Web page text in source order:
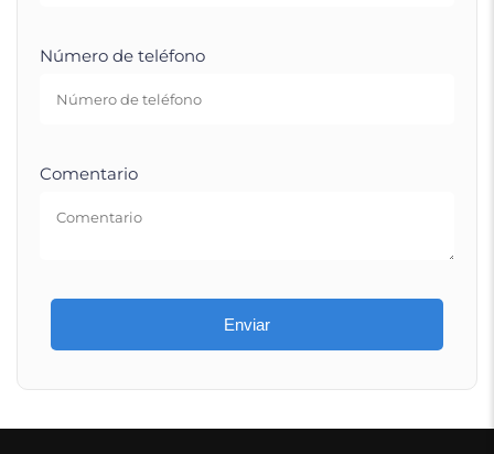
Número de teléfono
Comentario
Enviar